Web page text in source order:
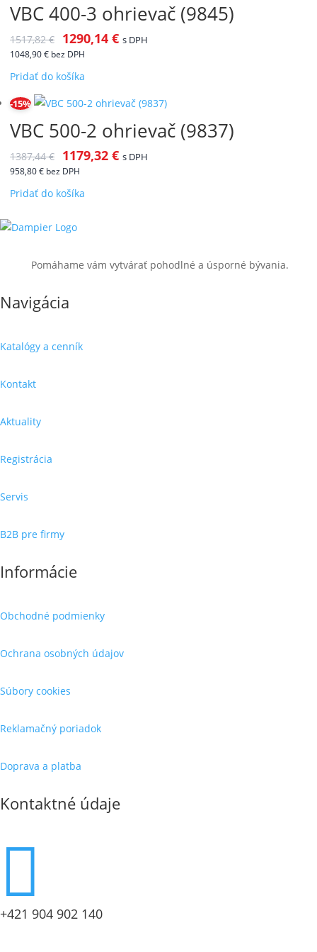
VBC 400-3 ohrievač (9845)
1517,82€ 1290,14 € s DPH
1048,90€ bez DPH
Pridať do košíka
-15%
VBC 500-2 ohrievač (9837)
1387,44€ 1179,32 € s DPH
958,80€ bez DPH
Pridať do košíka
Pomáhame vám vytvárať pohodlné a úsporné bývania.
Navigácia
Katalógy a cenník
Kontakt
Aktuality
Registrácia
Servis
B2B pre firmy
Informácie
Obchodné podmienky
Ochrana osobných údajov
Súbory cookies
Reklamačný poriadok
Doprava a platba
Kontaktné údaje

+421 904 902 140